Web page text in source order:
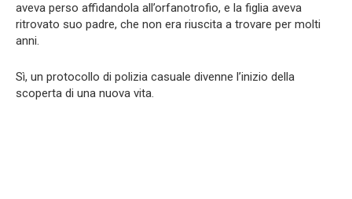
aveva perso affidandola all’orfanotrofio, e la figlia aveva
ritrovato suo padre, che non era riuscita a trovare per molti
anni.
Sì, un protocollo di polizia casuale divenne l’inizio della
scoperta di una nuova vita.